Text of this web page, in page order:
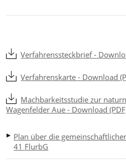
Verfahrenssteckbrief -
Verfahrenskarte - Download
Machbarkeitsstudie zur
Wagenfelder Aue - Download
Plan über die
41 FlurbG